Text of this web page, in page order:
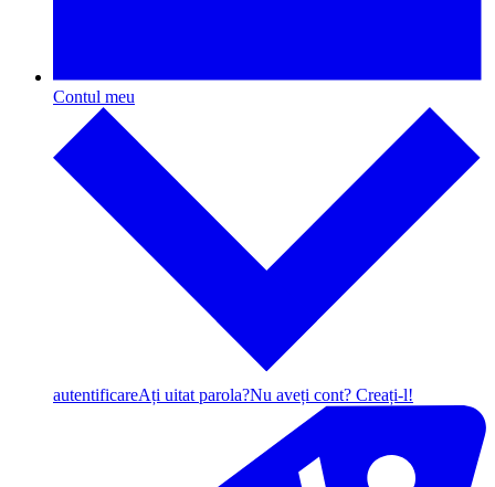
Contul meu
autentificareAți uitat parola?Nu aveți cont? Creați-l!